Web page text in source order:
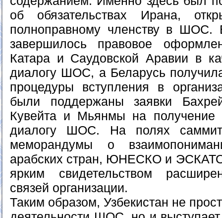
об обязательствах Ирана,
полноправному членству в ШОС.
завершилось правовое
Катара и Саудовской Аравии в
диалогу ШОС, а Беларусь
процедуры вступления в
были поддержаны заявки
Кувейта и Мьянмы на получение
диалогу ШОС. На полях
меморандумы о
арабских стран, ЮНЕСКО и
ярким свидетельством
связей организации.
Таким образом, Узбекистан не